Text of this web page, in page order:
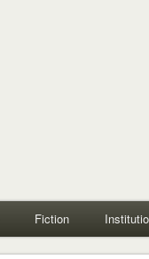
Fiction